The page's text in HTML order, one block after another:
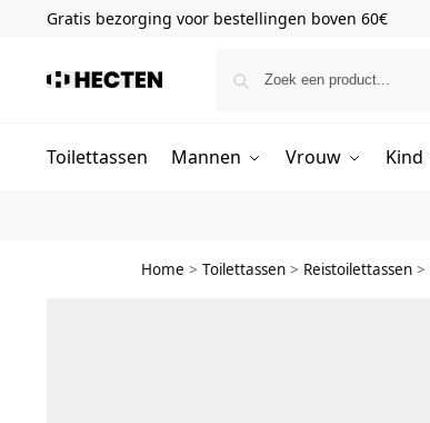
Gratis bezorging voor bestellingen boven 60€
Toilettassen Mannen Vrouw Kind
Home >Toilettassen > Reistoilettassen >